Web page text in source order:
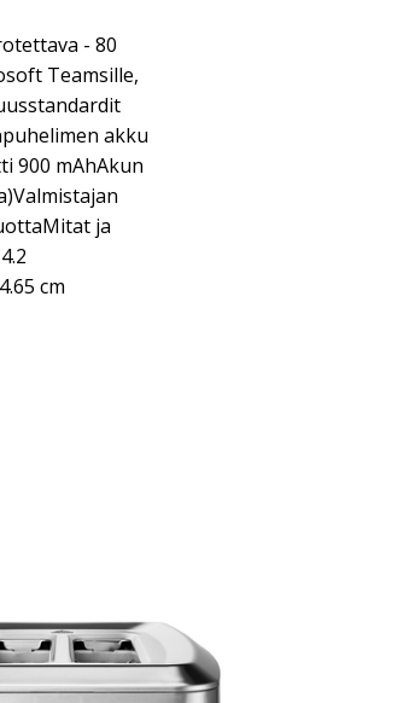
- 80
Teamsille,
akku
900 mAhAkun
ja
cm